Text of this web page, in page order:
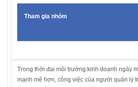
Tham gia nhóm
Trong thời đại môi trường kinh doanh ngày
mạnh mẽ hơn, công việc của người quản lý